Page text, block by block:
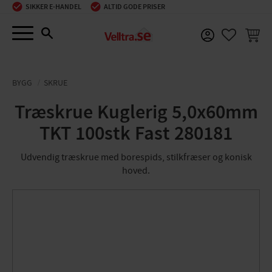
Menu
SIKKER E-HANDEL ALTID GODE PRISER
BYGG SKRUE
Træskrue Kuglerig 5,0x60mm
TKT 100stk Fast 280181
Udvendig træskrue med borespids, stilkfræser og konisk
hoved.